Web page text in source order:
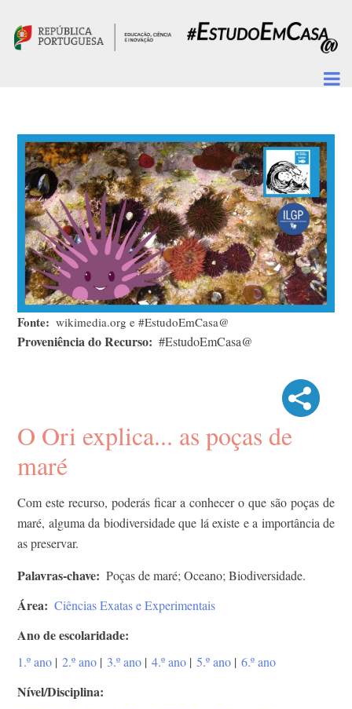
Fonte wikimedia.org e #EstudoEmCasa@
Proveniência do Recurso #EstudoEmCasa@
O Ori explica... as poças de
maré
Com este recurso, poderás ficar a conhecer o que são poças de
maré, alguma da biodiversidade que lá existe e a importância de
as preservar.
Palavras-chave Poças de maré; Oceano; Biodiversidade.
Área Ciências Exatas e Experimentais
Ano de escolaridade
1.º ano | 2.º ano | 3.º ano | 4.º ano | 5.º ano | 6.º ano
Nível/Disciplina